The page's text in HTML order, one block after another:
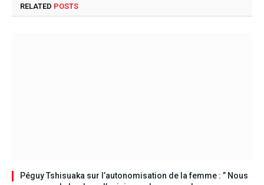
RELATED POSTS
Péguy Tshisuaka sur l’autonomisation de la femme : ” Nous